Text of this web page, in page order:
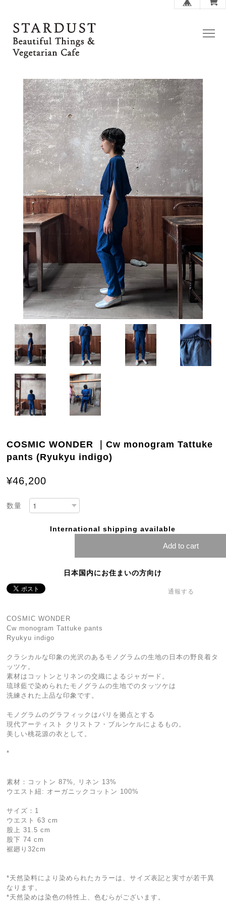
COSMIC WONDER ｜Cw monogram Tattuke
pants (Ryukyu indigo)
¥46,200
数量
International shipping available
Add to cart
日本国内にお住まいの方向け
通報する
COSMIC WONDER
Cw monogram Tattuke pants
Ryukyu indigo
クラシカルな印象の光沢のあるモノグラムの生地の日本の野良着タ
ッツケ。
素材はコットンとリネンの交織によるジャガード。
琉球藍で染められたモノグラムの生地でのタッツケは
洗練された上品な印象です。
モノグラムのグラフィックはパリを拠点とする
現代アーティスト クリストフ・ブルンケルによるもの。
美しい桃花源の衣として。
*
素材：コットン 87%, リネン 13%
ウエスト紐: オーガニックコットン 100%
サイズ：1
ウエスト 63 cm
股上 31.5 cm
股下 74 cm
裾廻り32cm
*天然染料により染められたカラーは、サイズ表記と実寸が若干異
なります。
*天然染めは染色の特性上、色むらがございます。